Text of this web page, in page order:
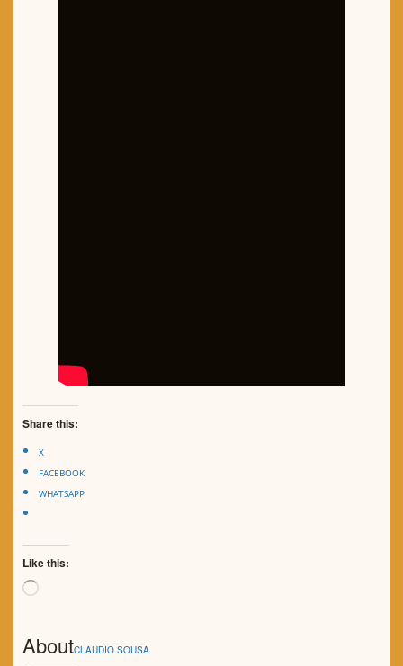
Share this:
X
FACEBOOK
WHATSAPP
Like this:
Loading…
AboutCLAUDIO SOUSA